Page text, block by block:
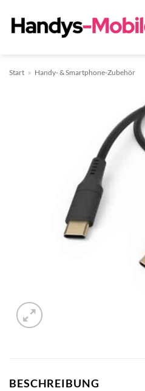
Inhalt
Start » Handy- & Smartphone-Zubehör
BESCHREIBUNG